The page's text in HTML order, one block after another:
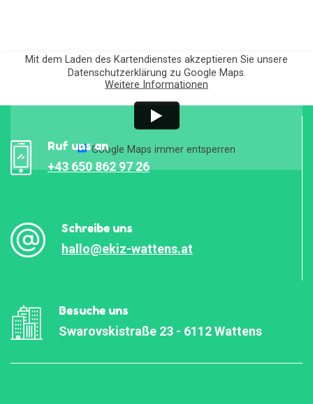
Mit dem Laden des Kartendienstes akzeptieren Sie unsere
Datenschutzerklärung zu Google Maps.
Weitere Informationen
Google Maps immer entsperren
Ruf uns an
+43 650 862 97 26
Schreibe uns
hallo@ekiz-wattens.at
Besuche uns
Swarovskistraße 23 - 6112 Wattens